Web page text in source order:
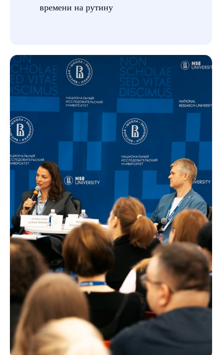
времени на рутину